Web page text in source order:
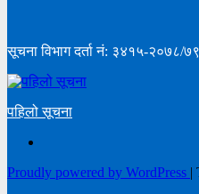
सूचना विभाग दर्ता नं: ३४१५-२०७८/७९
पहिलो सूचना
Proudly powered by WordPress |